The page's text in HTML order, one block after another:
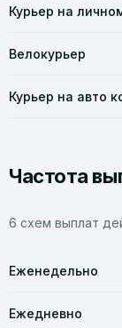
Курьер на
Велокурьер
Курьер на авто
Частота
6 схем выплат
Еженедельно
Ежедневно